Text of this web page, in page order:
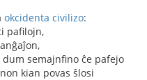
okcidenta civilizo:
pafilojn,
semajnfino ĉe pafejo
kian povas ŝlosi